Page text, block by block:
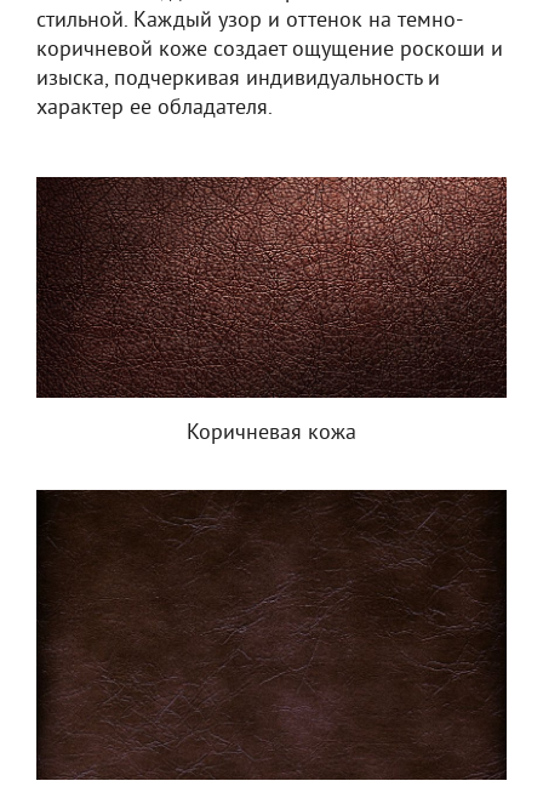
стильной. Каждый узор и оттенок на темно-
коричневой коже создает ощущение роскоши и
изыска, подчеркивая индивидуальность и
характер ее обладателя.
Коричневая кожа